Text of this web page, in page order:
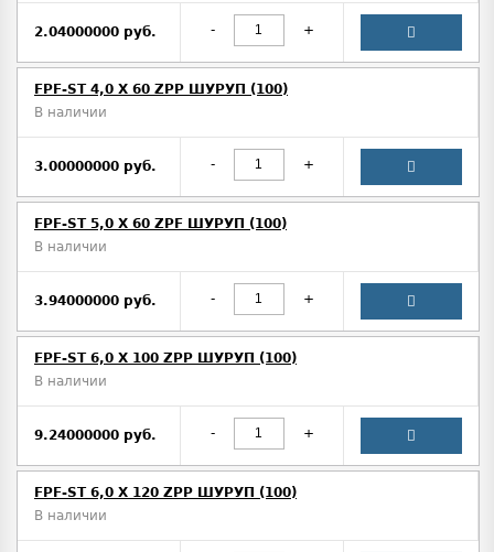
2.04000000 руб. - +
FPF-ST 4,0 X 60 ZPP ШУРУП (100)
В наличии
3.00000000 руб. - +
FPF-ST 5,0 X 60 ZPF ШУРУП (100)
В наличии
3.94000000 руб. - +
FPF-ST 6,0 X 100 ZPP ШУРУП (100)
В наличии
9.24000000 руб. - +
FPF-ST 6,0 X 120 ZPP ШУРУП (100)
В наличии